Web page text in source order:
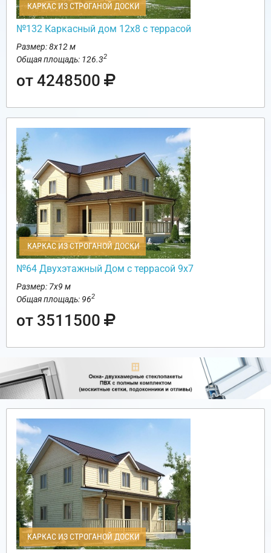
КАРКАС ИЗ СТРОГАНОЙ ДОСКИ
№132 Каркасный дом 12х8 с террасой
Размер: 8х12 м
Общая площадь: 126.32
от 4248500
КАРКАС ИЗ СТРОГАНОЙ ДОСКИ
№64 Двухэтажный Дом с террасой 9х7
Размер: 7х9 м
Общая площадь: 962
от 3511500
КАРКАС ИЗ СТРОГАНОЙ ДОСКИ